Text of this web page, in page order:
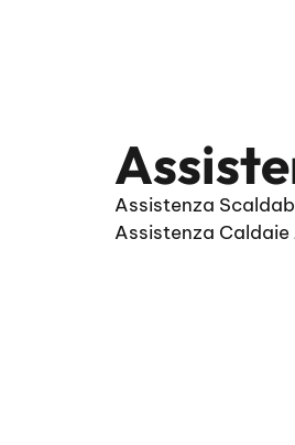
Assistenza
Assistenza Caldaie